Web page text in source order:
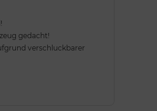
gedacht!
verschluckbarer